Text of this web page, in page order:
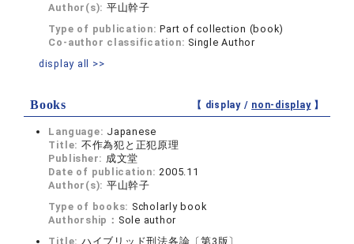
Author(s): 平山幹子
Type of publication:Part of collection (book)
Co-author classification: Single Author
display all >>
Books 【 display / non-display】
Language: Japanese
Title: 不作為犯と正犯原理
Publisher: 成文堂
Date of publication:2005.11
Author(s): 平山幹子
Type of books: Scholarly book
Authorship： Sole author
Title: ハイブリッド刑法各論〔第3版〕